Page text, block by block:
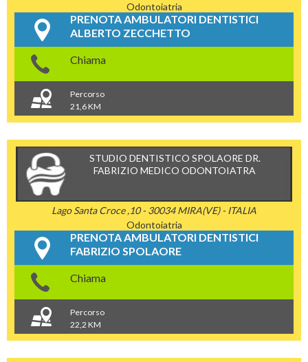
Odontoiatria
PRENOTA AMBULATORI DENTISTICI
ALBERTO ZECCHETTO
Chiama
Percorso
21,6 KM
STUDIO DENTISTICO SPOLAORE DR.
FABRIZIO MEDICO ODONTOIATRA
Lago Santa Croce ,10 - 30034 MIRA(VE) - ITALIA
Odontoiatria
PRENOTA AMBULATORI DENTISTICI
FABRIZIO SPOLAORE
Chiama
Percorso
22,2 KM